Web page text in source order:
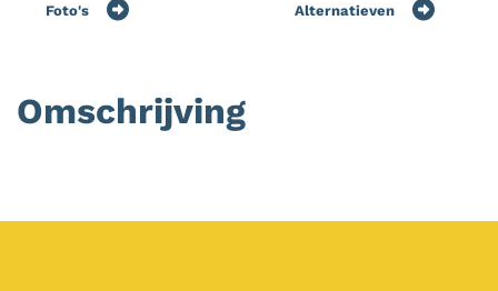
Foto's Alternatieven
Omschrijving